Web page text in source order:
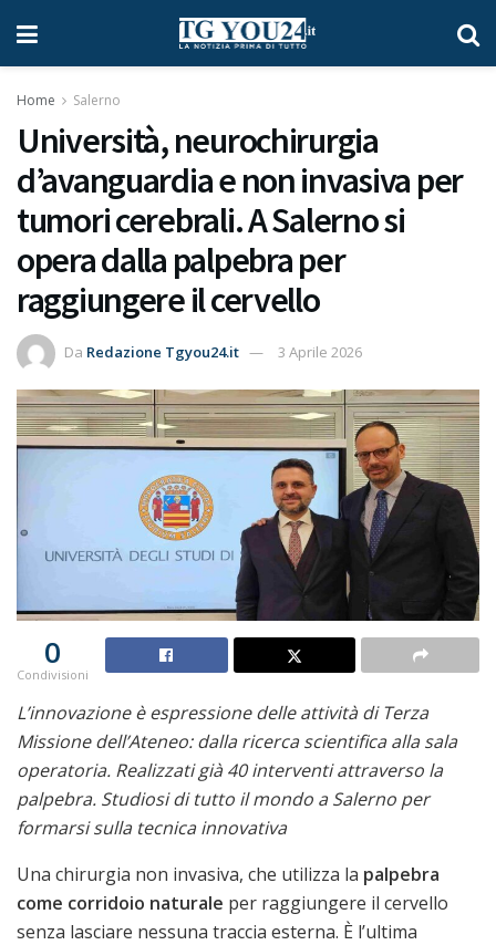
Home Salerno
Università, neurochirurgia
d’avanguardia e non invasiva per
tumori cerebrali. A Salerno si
opera dalla palpebra per
raggiungere il cervello
Da Redazione Tgyou24.it 3 Aprile 2026
0
Condivisioni
L’innovazione è espressione delle attività di Terza
Missione dell’Ateneo: dalla ricerca scientifica alla sala
operatoria. Realizzati già 40 interventi attraverso la
palpebra. Studiosi di tutto il mondo a Salerno per
formarsi sulla tecnica innovativa
Una chirurgia non invasiva, che utilizza la palpebra
come corridoio naturale per raggiungere il cervello
senza lasciare nessuna traccia esterna. È l’ultima